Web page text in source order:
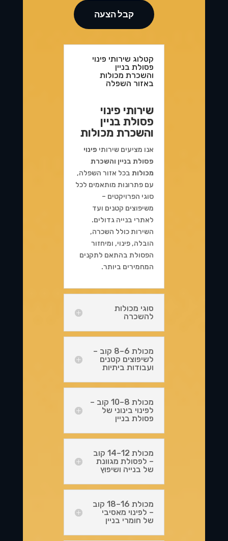
קבל הצעה
קטלוג שירותי פינוי
פסולת בניין
והשכרת מכולות
באזור השפלה
שירותי פינוי
פסולת בניין
והשכרת מכולות
אנו מציעים שירותי פינוי
פסולת בניין והשכרת
מכולותבכל אזור השפלה,
עם פתרונות מותאמים לכל
סוגי הפרויקטים –
משיפוצים קטנים ועד
לאתרי בנייה גדולים.
השירות כולל השכרה,
הובלה, פינוי, ומיחזור
הפסולת בהתאם לתקנים
המחמירים ביותר.
סוגי מכולות
להשכרה
מכולת 6–8 קוב –
לשיפוצים קטנים
ועבודות ביתיות
מכולת 8–10 קוב –
לפינוי בינוני של
פסולת בניין
מכולת 12–14 קוב
– לפסולת מגוונת
של בנייה ושיפוץ
מכולת 16–18 קוב
– לפינוי מאסיבי
של חומרי בניין